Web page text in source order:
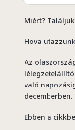
Miért?
Hova
Az
való
decemberben.
Ebben a